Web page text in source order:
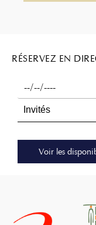
RÉSERVEZ EN
Voir les